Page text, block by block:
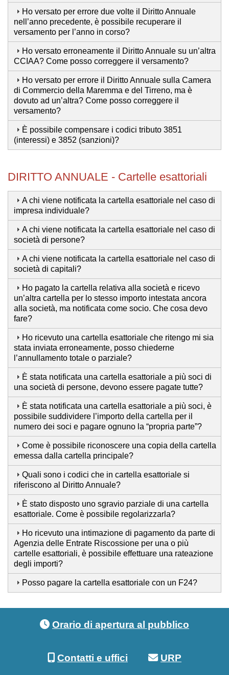
Ho versato per errore due volte il Diritto Annuale
nell’anno precedente, è possibile recuperare il
versamento per l’anno in corso?
Ho versato erroneamente il Diritto Annuale su un’altra
CCIAA? Come posso correggere il versamento?
Ho versato per errore il Diritto Annuale sulla Camera
di Commercio della Maremma e del Tirreno, ma è
dovuto ad un’altra? Come posso correggere il
versamento?
È possibile compensare i codici tributo 3851
(interessi) e 3852 (sanzioni)?
DIRITTO ANNUALE - Cartelle esattoriali
A chi viene notificata la cartella esattoriale nel caso di
impresa individuale?
A chi viene notificata la cartella esattoriale nel caso di
società di persone?
A chi viene notificata la cartella esattoriale nel caso di
società di capitali?
Ho pagato la cartella relativa alla società e ricevo
un’altra cartella per lo stesso importo intestata ancora
alla società, ma notificata come socio. Che cosa devo
fare?
Ho ricevuto una cartella esattoriale che ritengo mi sia
stata inviata erroneamente, posso chiederne
l’annullamento totale o parziale?
È stata notificata una cartella esattoriale a più soci di
una società di persone, devono essere pagate tutte?
È stata notificata una cartella esattoriale a più soci, è
possibile suddividere l’importo della cartella per il
numero dei soci e pagare ognuno la “propria parte”?
Come è possibile riconoscere una copia della cartella
emessa dalla cartella principale?
Quali sono i codici che in cartella esattoriale si
riferiscono al Diritto Annuale?
È stato disposto uno sgravio parziale di una cartella
esattoriale. Come è possibile regolarizzarla?
Ho ricevuto una intimazione di pagamento da parte di
Agenzia delle Entrate Riscossione per una o più
cartelle esattoriali, è possibile effettuare una rateazione
degli importi?
Posso pagare la cartella esattoriale con un F24?
Orario di apertura al pubblico
Contatti e uffici URP